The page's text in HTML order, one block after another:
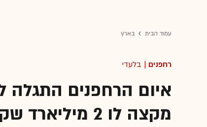
עמוד הבית בארץ
רחפנים | בלעדי
איום הרחפנים
מקצה לו 2 מיליארד שקל